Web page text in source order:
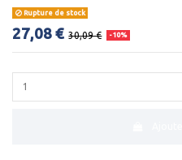
Rupture de stock
27,08 € 30,09 € -10%